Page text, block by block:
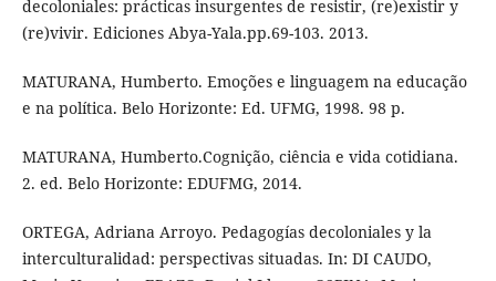
decoloniales: prácticas insurgentes de resistir, (re)existir y
(re)vivir. Ediciones Abya-Yala.pp.69-103. 2013.
MATURANA, Humberto. Emoções e linguagem na educação
e na política. Belo Horizonte: Ed. UFMG, 1998. 98 p.
MATURANA, Humberto.Cognição, ciência e vida cotidiana.
2. ed. Belo Horizonte: EDUFMG, 2014.
ORTEGA, Adriana Arroyo. Pedagogías decoloniales y la
interculturalidad: perspectivas situadas. In: DI CAUDO,